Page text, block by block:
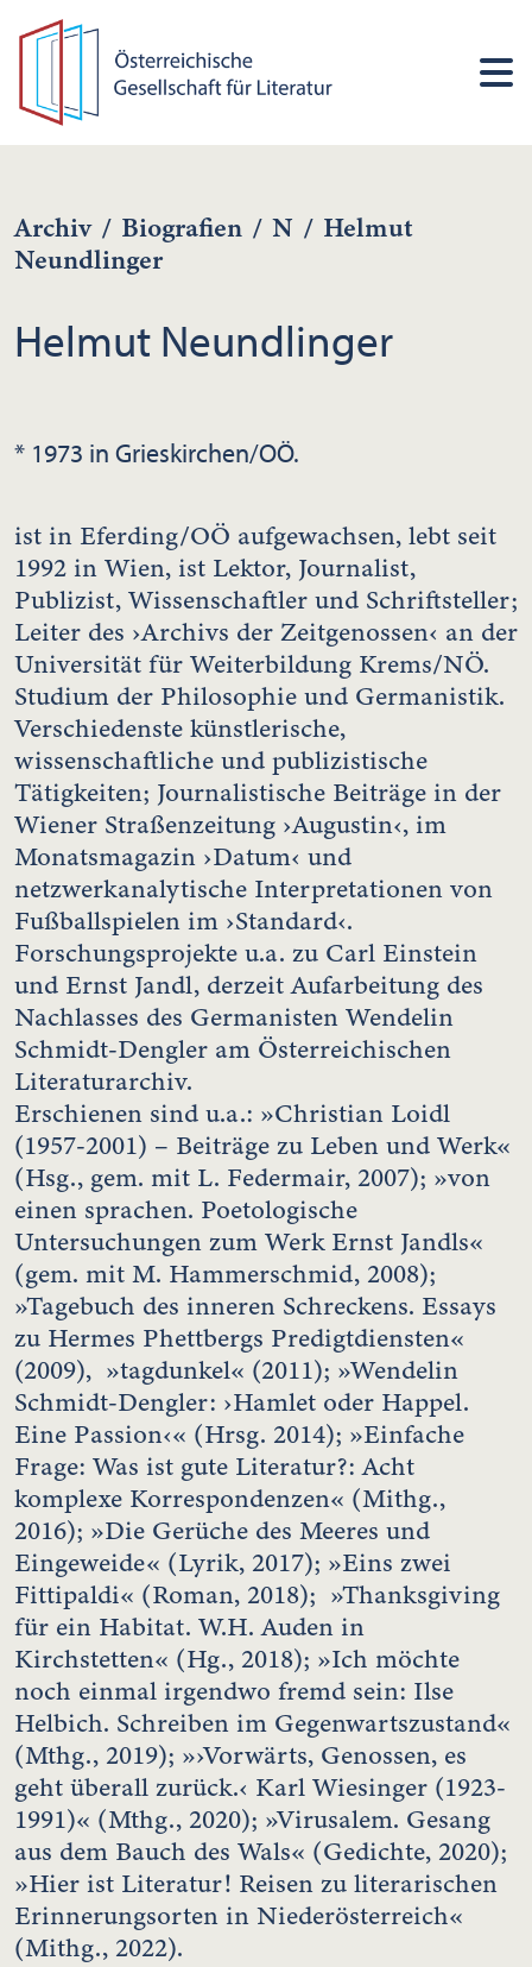
Archiv / Biografien / N / Helmut
Neundlinger
Helmut Neundlinger
* 1973 in Grieskirchen/OÖ.
ist in Eferding/OÖ aufgewachsen, lebt seit
1992 in Wien, ist Lektor, Journalist,
Publizist, Wissenschaftler und Schriftsteller;
Leiter des ›Archivs der Zeitgenossen‹ an der
Universität für Weiterbildung Krems/NÖ.
Studium der Philosophie und Germanistik.
Verschiedenste künstlerische,
wissenschaftliche und publizistische
Tätigkeiten; Journalistische Beiträge in der
Wiener Straßenzeitung ›Augustin‹, im
Monatsmagazin ›Datum‹ und
netzwerkanalytische Interpretationen von
Fußballspielen im ›Standard‹.
Forschungsprojekte u.a. zu Carl Einstein
und Ernst Jandl, derzeit Aufarbeitung des
Nachlasses des Germanisten Wendelin
Schmidt-Dengler am Österreichischen
Literaturarchiv.
Erschienen sind u.a.: »Christian Loidl
(1957-2001) – Beiträge zu Leben und Werk«
(Hsg., gem. mit L. Federmair, 2007); »von
einen sprachen. Poetologische
Untersuchungen zum Werk Ernst Jandls«
(gem. mit M. Hammerschmid, 2008);
»Tagebuch des inneren Schreckens. Essays
zu Hermes Phettbergs Predigtdiensten«
(2009), »tagdunkel« (2011); »Wendelin
Schmidt-Dengler: ›Hamlet oder Happel.
Eine Passion‹« (Hrsg. 2014); »Einfache
Frage: Was ist gute Literatur?: Acht
komplexe Korrespondenzen« (Mithg.,
2016); »Die Gerüche des Meeres und
Eingeweide« (Lyrik, 2017); »Eins zwei
Fittipaldi« (Roman, 2018); »Thanksgiving
für ein Habitat. W.H. Auden in
Kirchstetten« (Hg., 2018); »Ich möchte
noch einmal irgendwo fremd sein: Ilse
Helbich. Schreiben im Gegenwartszustand«
(Mthg., 2019); »›Vorwärts, Genossen, es
geht überall zurück.‹ Karl Wiesinger (1923-
1991)« (Mthg., 2020); »Virusalem. Gesang
aus dem Bauch des Wals« (Gedichte, 2020);
»Hier ist Literatur! Reisen zu literarischen
Erinnerungsorten in Niederösterreich«
(Mithg., 2022).